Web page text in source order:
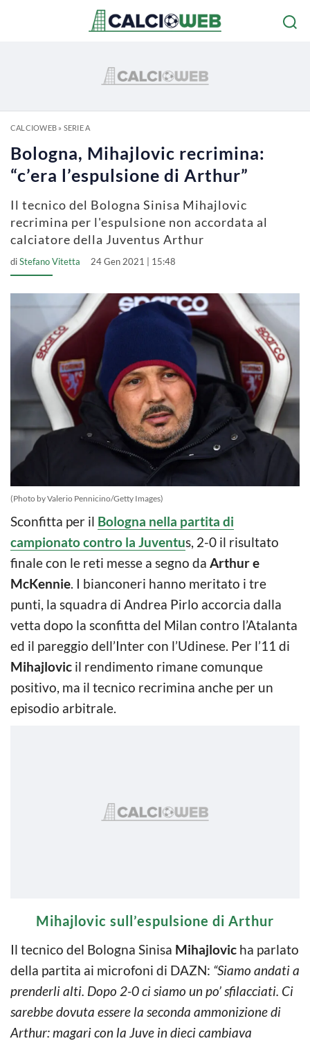
CALCIOWEB» SERIE A
Bologna, Mihajlovic recrimina:
“c’era l’espulsione di Arthur”
Il tecnico del Bologna Sinisa Mihajlovic
recrimina per l'espulsione non accordata al
calciatore della Juventus Arthur
diStefano Vitetta 24 Gen 2021 | 15:48
(Photo by Valerio Pennicino/Getty Images)
Sconfitta per il Bologna nella partita di
campionato contro la Juventus, 2-0 il risultato
finale con le reti messe a segno da Arthur e
McKennie. I bianconeri hanno meritato i tre
punti, la squadra di Andrea Pirlo accorcia dalla
vetta dopo la sconfitta del Milan contro l’Atalanta
ed il pareggio dell’Inter con l’Udinese. Per l’11 di
Mihajlovic il rendimento rimane comunque
positivo, ma il tecnico recrimina anche per un
episodio arbitrale.
Mihajlovic sull’espulsione di Arthur
Il tecnico del Bologna Sinisa Mihajlovic ha parlato
della partita ai microfoni di DAZN: “Siamo andati a
prenderli alti. Dopo 2-0 ci siamo un po’ sfilacciati. Ci
sarebbe dovuta essere la seconda ammonizione di
Arthur: magari con la Juve in dieci cambiava